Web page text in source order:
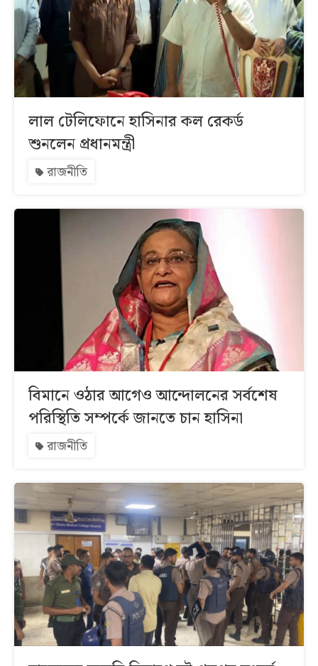
লাল টেলিফোনে হাসিনার কল রেকর্ড
শুনলেন প্রধানমন্ত্রী
রাজনীতি
বিমানে ওঠার আগেও আন্দোলনের সর্বশেষ
পরিস্থিতি সম্পর্কে জানতে চান হাসিনা
রাজনীতি